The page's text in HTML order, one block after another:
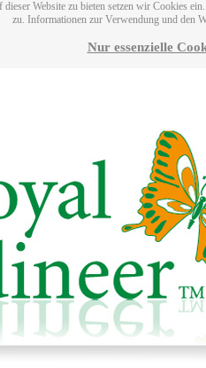
Website zu bieten setzen wir Cookies
zu. Informationen zur Verwendung und den
Nur essenzielle